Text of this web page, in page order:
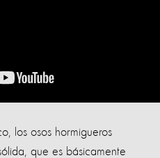
los osos hormigueros
que es básicamente